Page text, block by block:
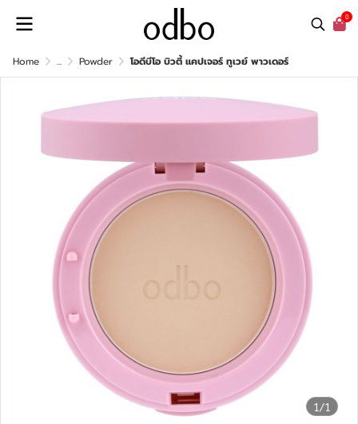
0
Home ... Powder โอดีบีโอ บิวตี้ แคปเจอร์ ทูเวย์ พาวเดอร์
1/1